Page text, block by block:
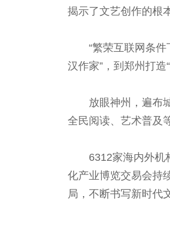
揭示了文艺创作的根
“繁荣互联网条
汉作家”，到郑州打
放眼神州，遍布
全民阅读、艺术普及
6312家海内外
化产业博览交易会持
局，不断书写新时代